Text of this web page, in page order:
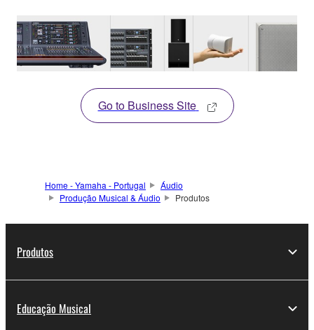
Go to Business Site
Home - Yamaha - Portugal
Áudio
Produção Musical & Áudio
Produtos
Produtos
Educação Musical